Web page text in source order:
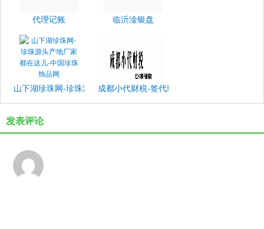
代理记账 临沂淦银盘
山下湖珍珠网-珍珠源头产地厂家都在这儿-中国珍珠饰品网
成都小代财税-签代理记账免费注册公司(营业
发表评论